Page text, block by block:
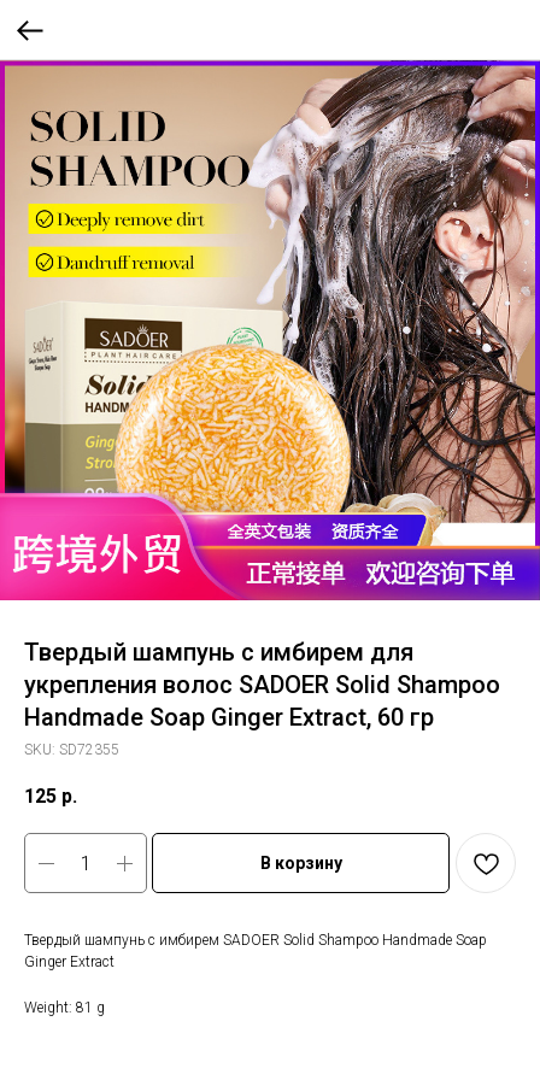
Твердый шампунь с имбирем для
укрепления волос SADOER Solid Shampoo
Handmade Soap Ginger Extract, 60 гр
SKU: SD72355
125 р.
В корзину
Твердый шампунь с имбирем SADOER Solid Shampoo Handmade Soap
Ginger Extract
Weight: 81 g